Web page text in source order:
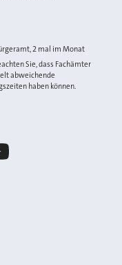
2 mal im Monat
Sie, dass Fachämter
abweichende
haben können.